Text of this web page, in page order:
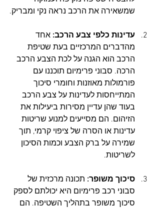
שמשאירה את הרכב נראה נקי ומבריק.
עדינות כלפי צבע הרכב: אחד
מהדברים המרכזיים בעת שטיפת
הרכב הוא הגנה על לכת הצבע הרכב
הרכה. סבוני פרימיום תוכננו עם
פורמולות מאוזנות וחומרי סיכוך
המתייחסות לעדינות על צבע הרכב
בעוד שהן עדיין מסירות ביעילות את
הזיהום. הם מסייעים למנוע שריטות
עדינות או הסרה של ציפוי קרמי, תוך
שמירה על ברק הצבע וכמות הסיכון
לשריטות.
סיכוך משופר: תכונה מרכזית של
סבוני רכב פרימיום היא יכולתם לספק
סיכוך משופר בתהליך השטיפה. הם